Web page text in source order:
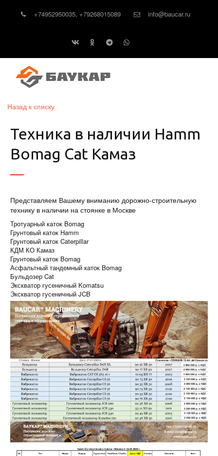
+74952950035, +79268015089 info@baucar.ru
Назад к списку
Техника в наличии Hamm
Bomag Cat Камаз
Представляем Вашему вниманию дорожно-строительную
технику в наличии на стоянке в Москве
Тротуарный каток Bomag
Грунтовый каток Hamm
Грунтовый каток Caterpillar
КДМ КО Камаз
Грунтовый каток Bomag
Асфальтный тандемный каток Bomag
Бульдозер Cat
Экскватор гусеничный Komatsu
Экскватор гусеничный JCB